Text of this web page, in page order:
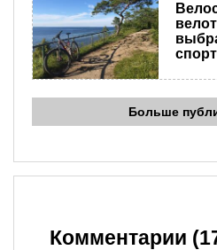
Больше
Комментарии